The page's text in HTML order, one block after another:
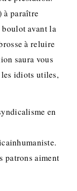
à paraître
boulot avant la
à reluire
saura vous
idiots utiles,
en
patrons aiment